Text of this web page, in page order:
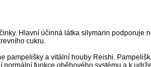
Hlavní účinná látka silymarin
cukru.
pampelišky a vitální houby Reishi.
funkce oběhového systému a k